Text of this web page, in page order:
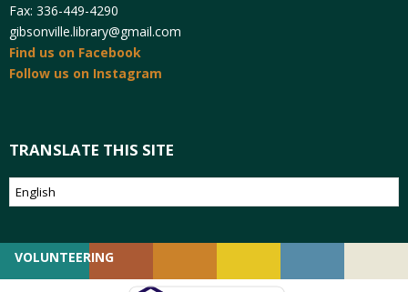
Fax: 336-449-4290
gibsonville.library@gmail.com
Find us on Facebook
Follow us on Instagram
TRANSLATE THIS SITE
VOLUNTEERING